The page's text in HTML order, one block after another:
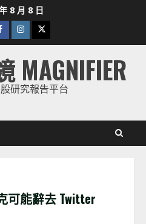
8 月 8 日
Instagram
Twitter
研究報告平台
可能辭去 Twitter